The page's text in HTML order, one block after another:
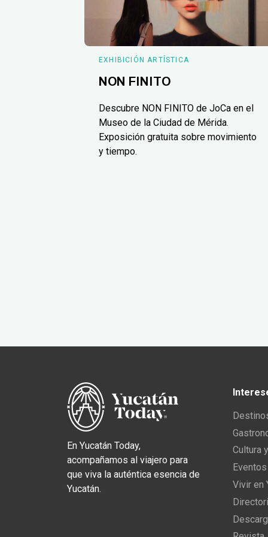
EXHIBICIÓN ARTÍSTICA
NON FINITO
Descubre NON FINITO de JoCa en el
Museo de la Ciudad de Mérida.
Exposición gratuita sobre movimiento
y tiempo.
En Yucatán Today,
acompañamos al viajero para
que viva la auténtica esencia de
Yucatán.
Cultura
Vivir en